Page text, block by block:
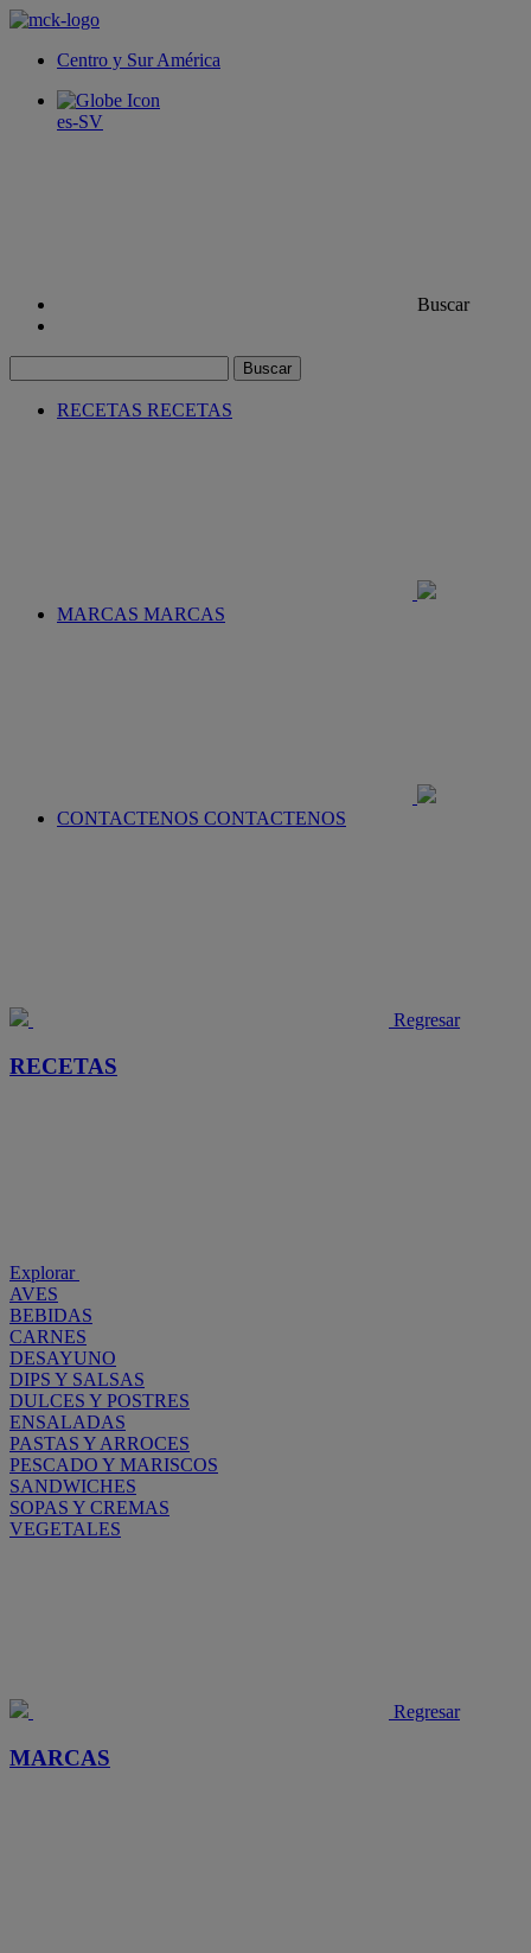
Centro y Sur América
es-SV
Buscar
Buscar
RECETAS RECETAS
MARCAS MARCAS
CONTACTENOS CONTACTENOS
Regresar
RECETAS
Explorar
AVES
BEBIDAS
CARNES
DESAYUNO
DIPS Y SALSAS
DULCES Y POSTRES
ENSALADAS
PASTAS Y ARROCES
PESCADO Y MARISCOS
SANDWICHES
SOPAS Y CREMAS
VEGETALES
Regresar
MARCAS